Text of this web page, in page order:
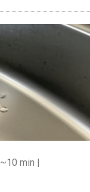
~10 min |